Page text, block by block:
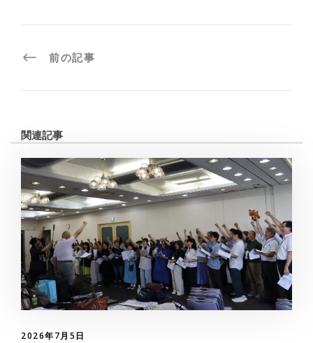
前の記事
関連記事
2026年7月5日